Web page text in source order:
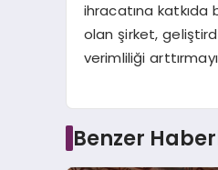
ihracatına
olan şirket,
verimliliği
Benzer